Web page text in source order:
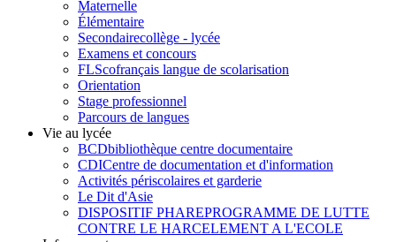
Maternelle
Élémentaire
Secondairecollège - lycée
Examens et concours
FLScofrançais langue de scolarisation
Orientation
Stage professionnel
Parcours de langues
Vie au lycée
BCDbibliothèque centre documentaire
CDICentre de documentation et d'information
Activités périscolaires et garderie
Le Dit d'Asie
DISPOSITIF PHAREPROGRAMME DE LUTTE
CONTRE LE HARCELEMENT A L'ECOLE